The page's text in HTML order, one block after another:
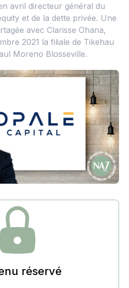
avril directeur général du
et de la dette privée. Une
avec Clarisse Ohana,
2021 la filiale de Tikehau
Moreno Blosseville.
réservé